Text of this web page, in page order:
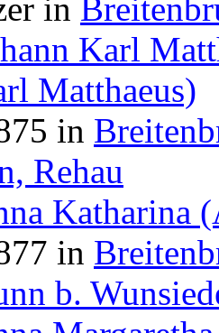
in
Karl
Matthaeus)
in
Rehau
Katharina
in
b.